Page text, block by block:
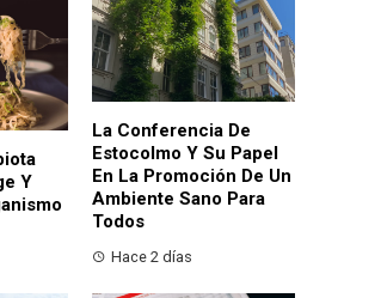
Y
La Conferencia De
Estocolmo Y Su Papel
En La Promoción De Un
Ambiente Sano Para
Todos
Hace 2 días